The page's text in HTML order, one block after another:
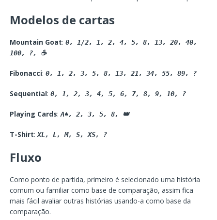
Modelos de cartas
Mountain Goat: 0, 1/2, 1, 2, 4, 5, 8, 13, 20, 40,
100, ?, ☕️
Fibonacci: 0, 1, 2, 3, 5, 8, 13, 21, 34, 55, 89, ?
Sequential: 0, 1, 2, 3, 4, 5, 6, 7, 8, 9, 10, ?
Playing Cards:A♠, 2, 3, 5, 8, 👑
T-Shirt:XL, L, M, S, XS, ?
Fluxo
Como ponto de partida, primeiro é selecionado uma história
comum ou familiar como base de comparação, assim fica
mais fácil avaliar outras histórias usando-a como base da
comparação.